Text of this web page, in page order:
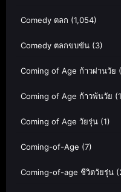
Comedy ตลก (1,054)
Comedy ตลกขบขัน (3)
Coming of Age ก้าวผ่านวัย
Coming of Age ก้าวพ้นวัย
Coming of Age วัยรุ่น (1)
Coming-of-Age (7)
Coming-of-age ชีวิตวัยรุ่น